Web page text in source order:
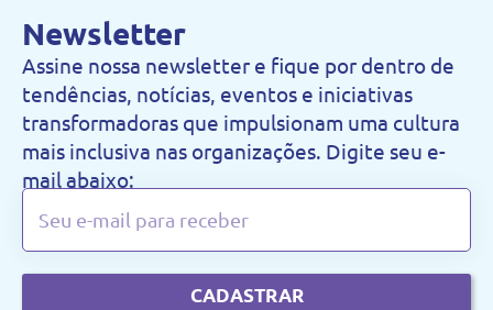
Newsletter
Assine nossa newsletter e fique por dentro de
tendências, notícias, eventos e iniciativas
transformadoras que impulsionam uma cultura
mais inclusiva nas organizações. Digite seu e-
mail abaixo:
CADASTRAR